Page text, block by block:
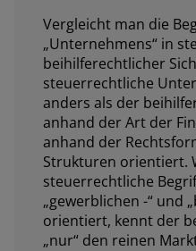
Vergleicht man die
„Unternehmens“ in
beihilferechtlicher
steuerrechtliche
anders als der
anhand der Art der
anhand der
Strukturen orientiert.
steuerrechtliche
„gewerblichen -“ und
orientiert, kennt der
„nur“ den reinen